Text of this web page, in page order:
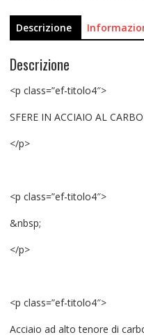
Descrizione
Descrizione
<p class=”ef-titolo4″>
SFERE IN ACCIAIO AL
</p>
<p class=”ef-titolo4″>
&nbsp;
</p>
<p class=”ef-titolo4″>
Acciaio ad alto tenore di